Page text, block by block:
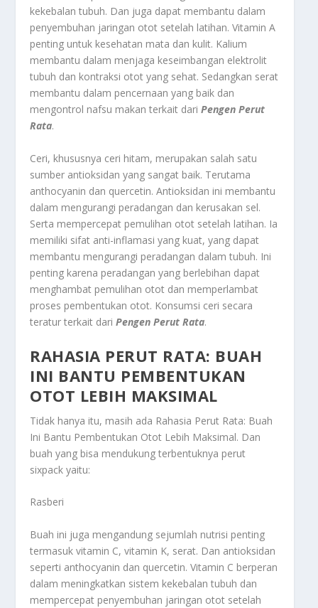
kekebalan tubuh. Dan juga dapat membantu dalam
penyembuhan jaringan otot setelah latihan. Vitamin A
penting untuk kesehatan mata dan kulit. Kalium
membantu dalam menjaga keseimbangan elektrolit
tubuh dan kontraksi otot yang sehat. Sedangkan serat
membantu dalam pencernaan yang baik dan
mengontrol nafsu makan terkait dariPengen Perut
Rata.
Ceri, khususnya ceri hitam, merupakan salah satu
sumber antioksidan yang sangat baik. Terutama
anthocyanin dan quercetin. Antioksidan ini membantu
dalam mengurangi peradangan dan kerusakan sel.
Serta mempercepat pemulihan otot setelah latihan. Ia
memiliki sifat anti-inflamasi yang kuat, yang dapat
membantu mengurangi peradangan dalam tubuh. Ini
penting karena peradangan yang berlebihan dapat
menghambat pemulihan otot dan memperlambat
proses pembentukan otot. Konsumsi ceri secara
teratur terkait dariPengen Perut Rata.
RAHASIA PERUT RATA: BUAH
INI BANTU PEMBENTUKAN
OTOT LEBIH MAKSIMAL
Tidak hanya itu, masih ada Rahasia Perut Rata: Buah
Ini Bantu Pembentukan Otot Lebih Maksimal. Dan
buah yang bisa mendukung terbentuknya perut
sixpack yaitu:
Rasberi
Buah ini juga mengandung sejumlah nutrisi penting
termasuk vitamin C, vitamin K, serat. Dan antioksidan
seperti anthocyanin dan quercetin. Vitamin C berperan
dalam meningkatkan sistem kekebalan tubuh dan
mempercepat penyembuhan jaringan otot setelah